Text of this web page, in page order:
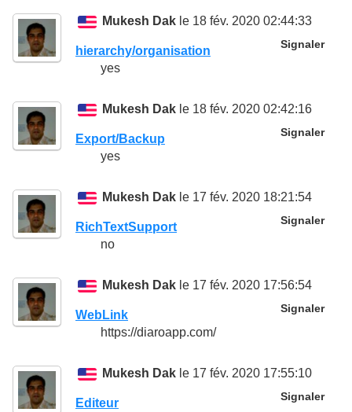
Mukesh Dak le 18 fév. 2020 02:44:33
Signaler
hierarchy/organisation
yes
Mukesh Dak le 18 fév. 2020 02:42:16
Signaler
Export/Backup
yes
Mukesh Dak le 17 fév. 2020 18:21:54
Signaler
RichTextSupport
no
Mukesh Dak le 17 fév. 2020 17:56:54
Signaler
WebLink
https://diaroapp.com/
Mukesh Dak le 17 fév. 2020 17:55:10
Signaler
Editeur